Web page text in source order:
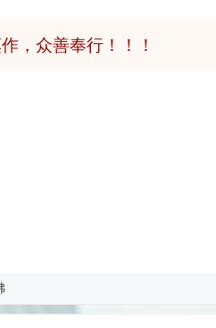
，众善奉行！！！